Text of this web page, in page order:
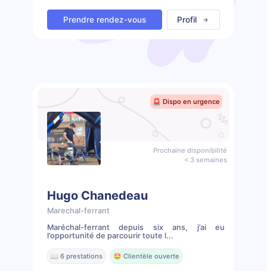
Prendre rendez-vous Profil
🚨 Dispo en urgence
Prochaine disponibilité
< 3 semaines
Hugo Chanedeau
Marechal-ferrant
Maréchal-ferrant depuis six ans, j’ai eu
l’opportunité de parcourir toute l...
📖 6 prestations 🤩 Clientèle ouverte